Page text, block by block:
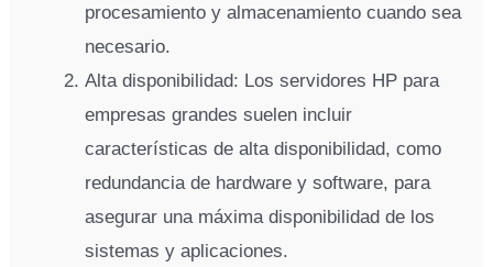
procesamiento y almacenamiento cuando sea
necesario.
Alta disponibilidad: Los servidores HP para
empresas grandes suelen incluir
características de alta disponibilidad, como
redundancia de hardware y software, para
asegurar una máxima disponibilidad de los
sistemas y aplicaciones.